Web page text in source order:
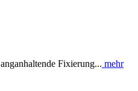
Fixierung... mehr